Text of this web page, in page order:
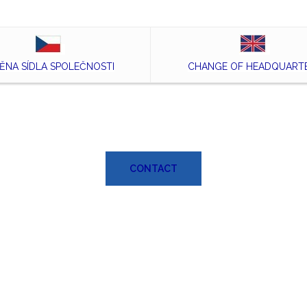
SÍDLA SPOLEČNOSTI CHANGE OF
CONTACT